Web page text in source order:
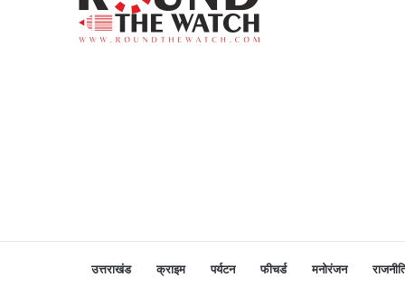
उत्तराखंड क्राइम पर्यटन फीचर्ड मनोरंजन